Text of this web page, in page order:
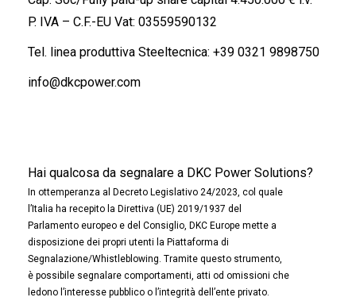
P. IVA – C.F.-EU Vat: 03559590132
Tel. linea produttiva Steeltecnica: +39 0321 9898750
info@dkcpower.com
Hai qualcosa da segnalare a DKC Power Solutions?
In ottemperanza al Decreto Legislativo 24/2023, col quale
l’Italia ha recepito la Direttiva (UE) 2019/1937 del
Parlamento europeo e del Consiglio, DKC Europe mette a
disposizione dei propri utenti la Piattaforma di
Segnalazione/Whistleblowing. Tramite questo strumento,
è possibile segnalare comportamenti, atti od omissioni che
ledono l’interesse pubblico o l’integrità dell’ente privato.